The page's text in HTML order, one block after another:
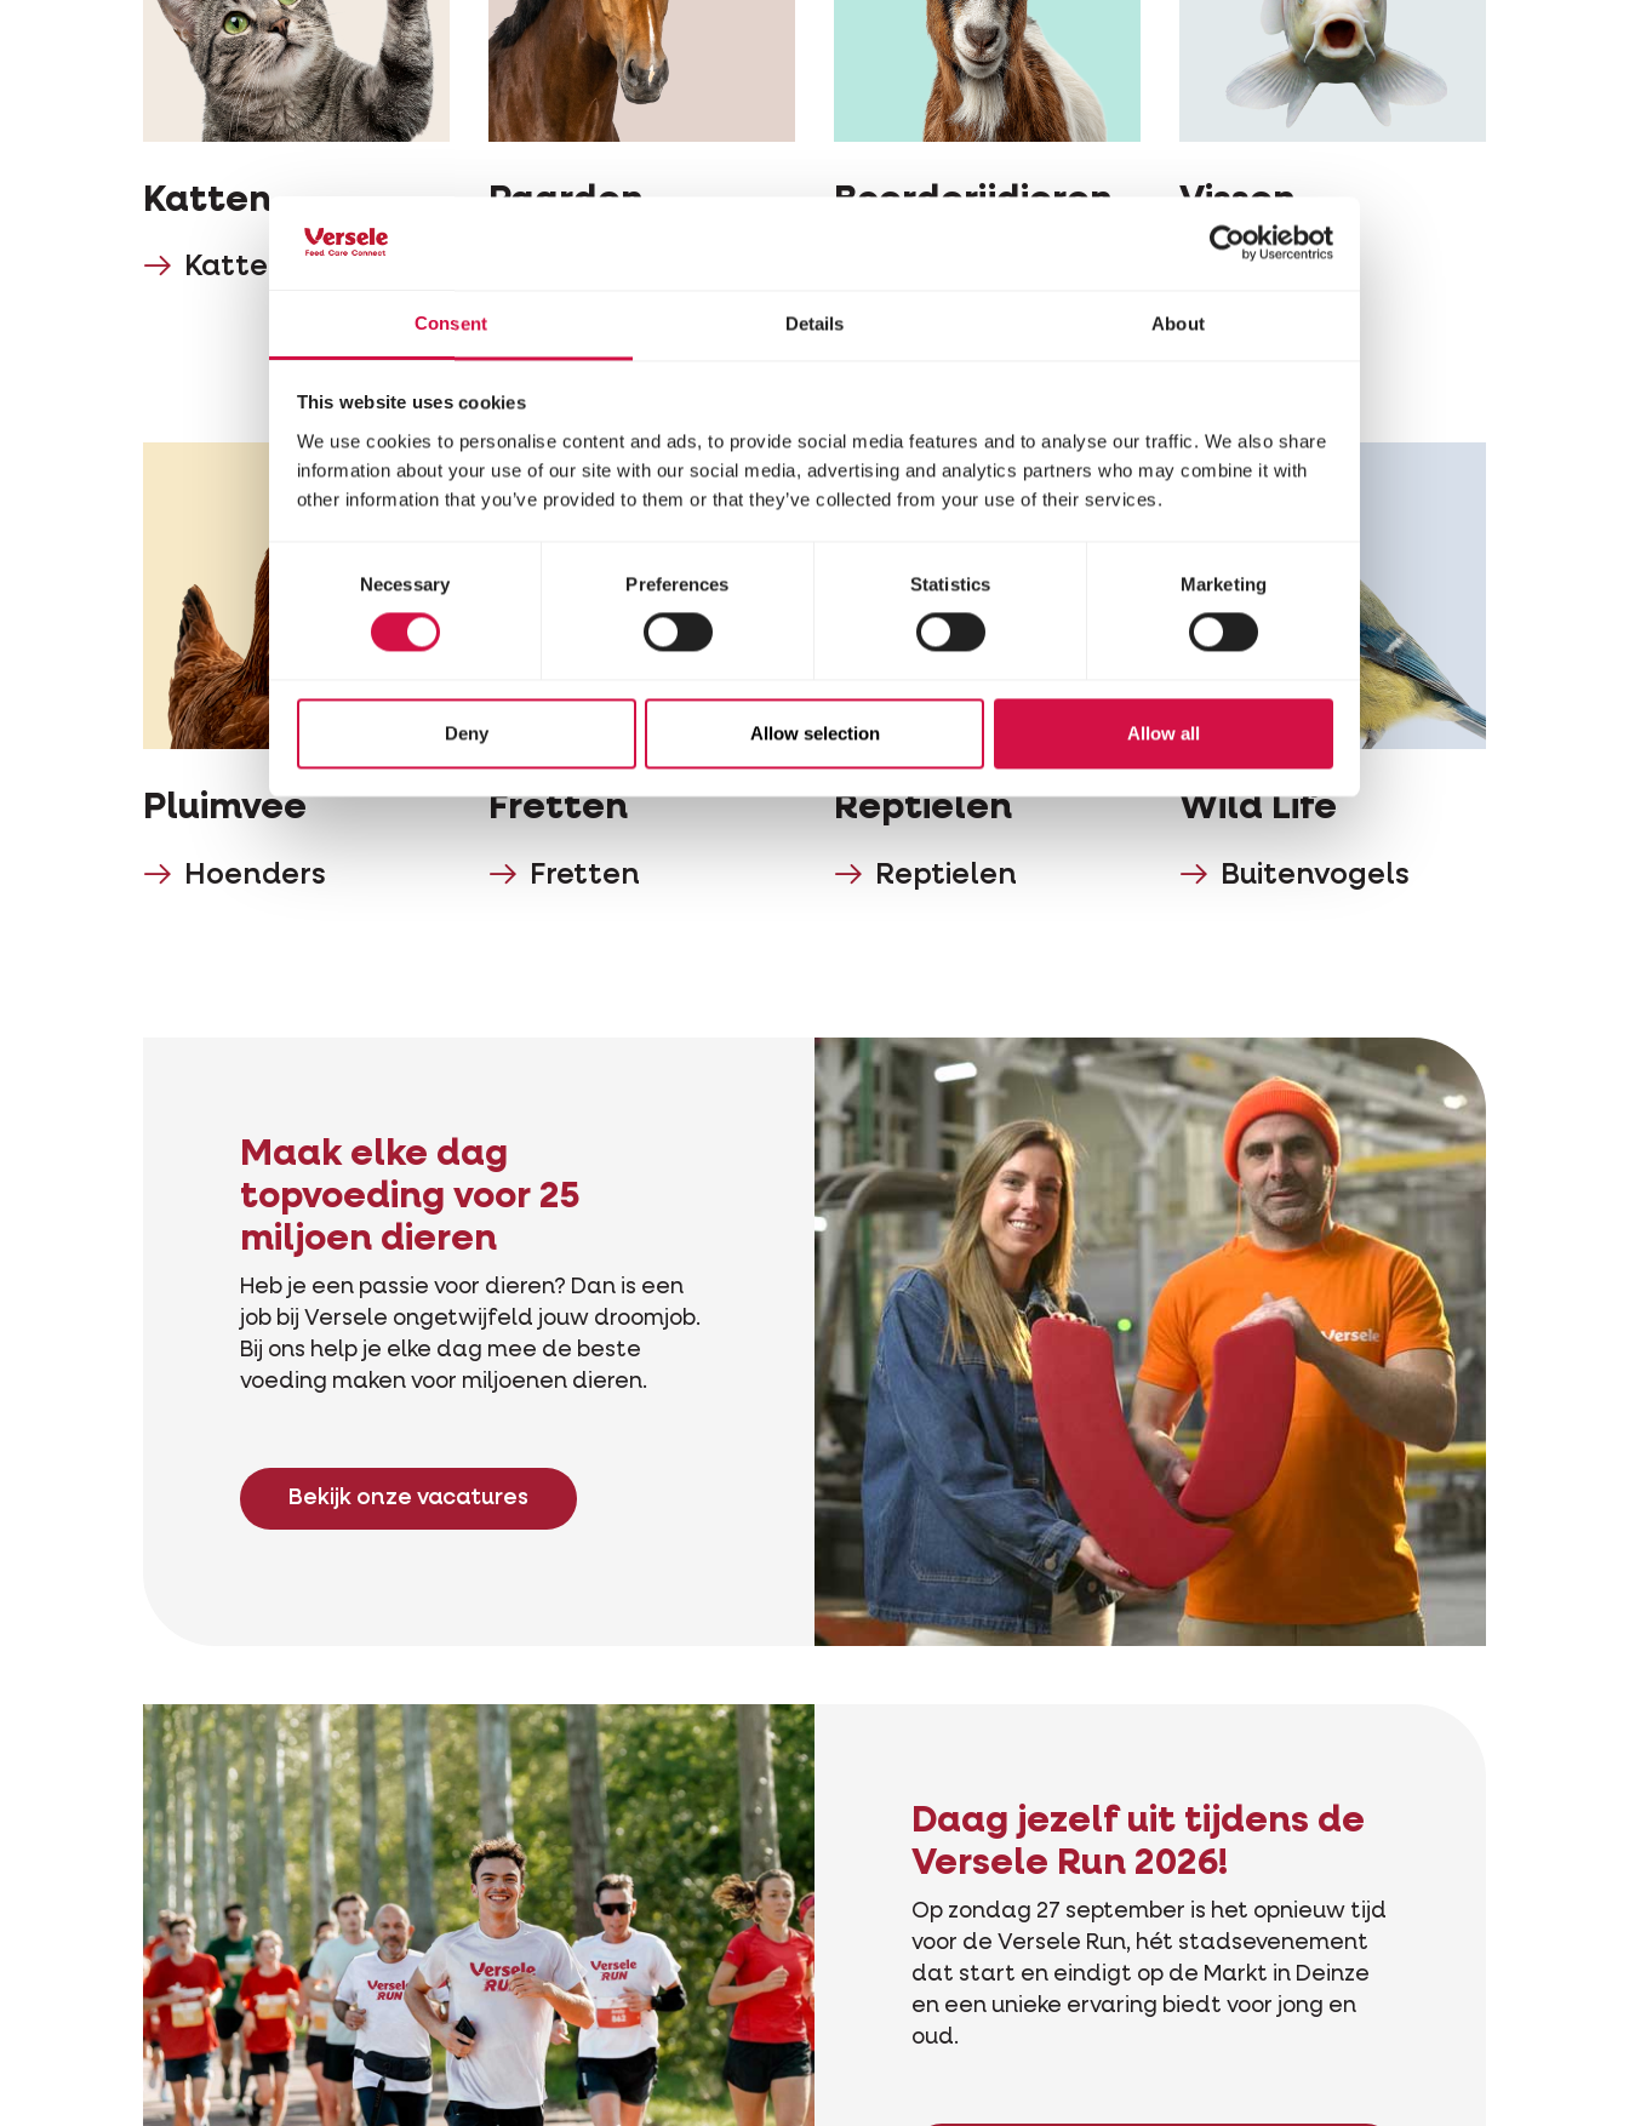
Consent Details About
This website uses cookies
We use cookies to personalise content and ads, to provide social media features and to analyse our traffic. We also share
information about your use of our site with our social media, advertising and analytics partners who may combine it with
other information that you’ve provided to them or that they’ve collected from your use of their services.
Consent
Selection
Necessary Preferences Statistics Marketing
Deny Allow selection Allow all
Katten
Katten
Paarden Boerderijdieren Vissen
Vissen
Pluimvee
Hoenders
Fretten
Fretten
Reptielen
Reptielen
Wild Life
Buitenvogels
Maak elke dag
topvoeding voor 25
miljoen dieren
Heb je een passie voor dieren? Dan is een
job bij Versele ongetwijfeld jouw droomjob.
Bij ons help je elke dag mee de beste
voeding maken voor miljoenen dieren.
Bekijk onze vacatures
Daag jezelf uit tijdens de
Versele Run 2026!
Op zondag 27 september is het opnieuw tijd
voor de Versele Run, hét stadsevenement
dat start en eindigt op de Markt in Deinze
en een unieke ervaring biedt voor jong en
oud.